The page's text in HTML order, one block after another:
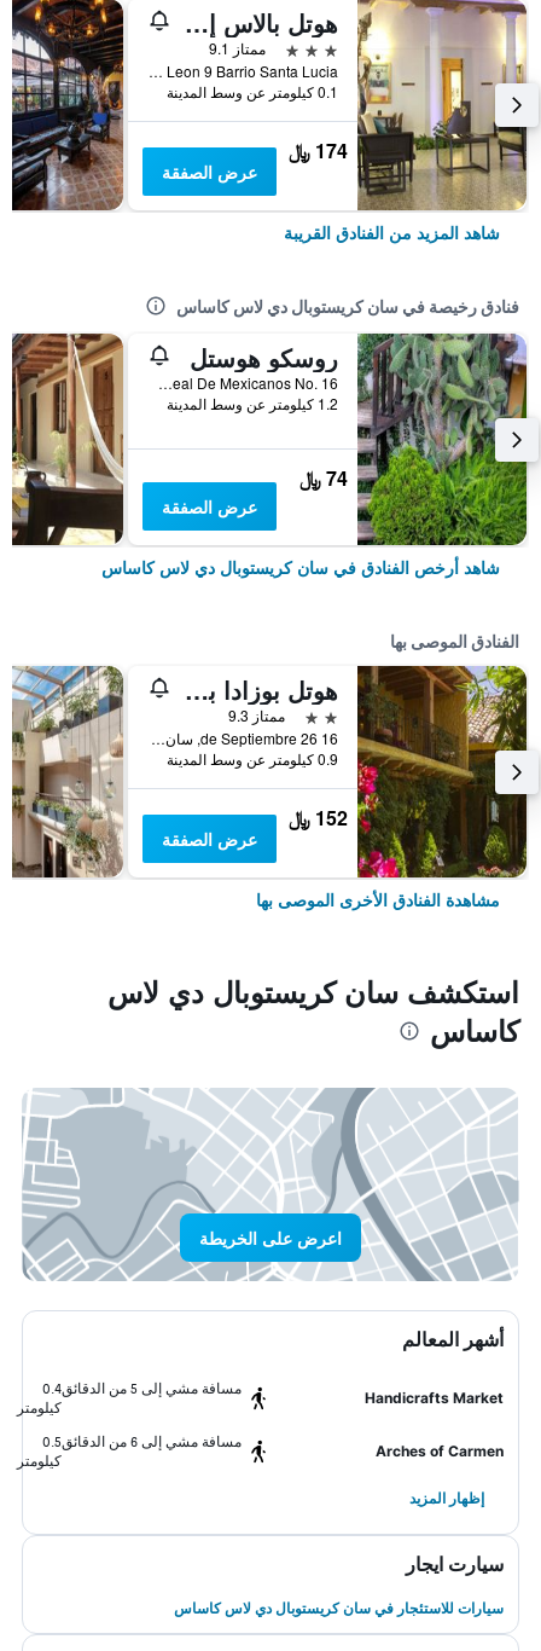
هوتل بالاس إن إس سي إل سي
3 نجوم
ممتاز 9.1
Francisco Leon 9 Barrio Santa Lucia, سان كريستوبال دي لاس كاساس, ولاية تشياباس, المكسيك
0.1 كيلومتر عن وسط المدينة
174 ﷼
عرض الصفقة
شاهد المزيد من الفنادق القريبة
فنادق رخيصة في سان كريستوبال دي لاس كاساس
روسكو هوستل
Calle Real De Mexicanos No. 16, سان كريستوبال دي لاس كاساس, ولاية تشياباس, المكسيك
1.2 كيلومتر عن وسط المدينة
74 ﷼
عرض الصفقة
شاهد أرخص الفنادق في سان كريستوبال دي لاس كاساس
الفنادق الموصى بها
هوتل بوزادا بريمافيرا
2 نجمتين
ممتاز 9.3
16 de Septiembre 26, سان كريستوبال دي لاس كاساس, ولاية تشياباس, المكسيك
0.9 كيلومتر عن وسط المدينة
152 ﷼
عرض الصفقة
مشاهدة الفنادق الأخرى الموصى بها
استكشف سان كريستوبال دي لاس
كاساس
اعرض على الخريطة
أشهر المعالم
Handicrafts Market
مسافة مشي إلى 5 من الدقائق
0.4
كيلومتر
Arches of Carmen
مسافة مشي إلى 6 من الدقائق
0.5
كيلومتر
إظهار المزيد
سيارت ايجار
سيارات للاستئجار في سان كريستوبال دي لاس كاساس